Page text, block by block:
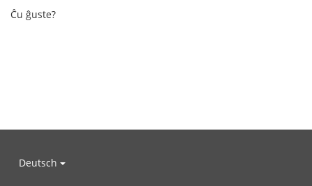
Ĉu ĝuste?
Deutsch